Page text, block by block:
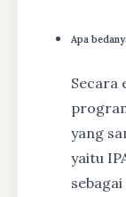
Apa
Secara
yang
yaitu